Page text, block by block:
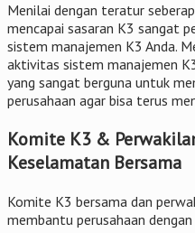
Menilai dengan teratur
mencapai sasaran K3 sangat
sistem manajemen K3 Anda.
aktivitas sistem manajemen
yang sangat berguna untuk
perusahaan agar bisa terus
Komite K3 &
Keselamatan Bersama
Komite K3 bersama dan
membantu perusahaan